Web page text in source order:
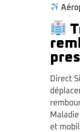
Direct
et